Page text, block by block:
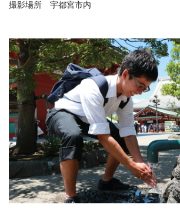
撮影場所 宇都宮市内